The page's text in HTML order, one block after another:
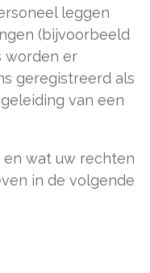
leggen
(bijvoorbeeld
worden er
geregistreerd als
van een
wat uw rechten
in de volgende